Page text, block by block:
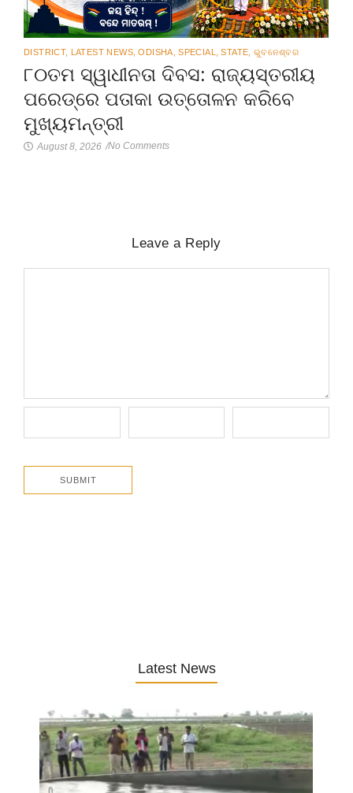
DISTRICT, LATEST NEWS ODISHA SPECIAL STATE ଭୁବନେଶ୍ବର
୮୦ତମ ସ୍ୱାଧୀନତା ଦିବସ: ରାଜ୍ୟସ୍ତରୀୟ
ପରେଡ୍‌ରେ ପତାକା ଉତ୍ତୋଳନ କରିବେ
ମୁଖ୍ୟମନ୍ତ୍ରୀ
August 8, 2026 /No Comments
Leave a Reply
Latest News